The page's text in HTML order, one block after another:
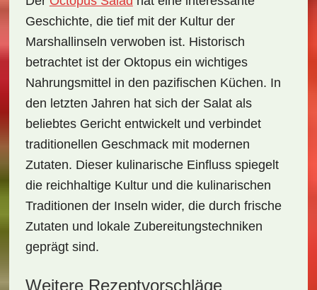
Geschichte, die tief mit der Kultur der
Marshallinseln verwoben ist. Historisch
betrachtet ist der Oktopus ein wichtiges
Nahrungsmittel in den pazifischen Küchen. In
den letzten Jahren hat sich der Salat als
beliebtes Gericht entwickelt und verbindet
traditionellen Geschmack mit modernen
Zutaten. Dieser kulinarische Einfluss spiegelt
die reichhaltige Kultur und die kulinarischen
Traditionen der Inseln wider, die durch frische
Zutaten und lokale Zubereitungstechniken
geprägt sind.
Weitere Rezeptvorschläge